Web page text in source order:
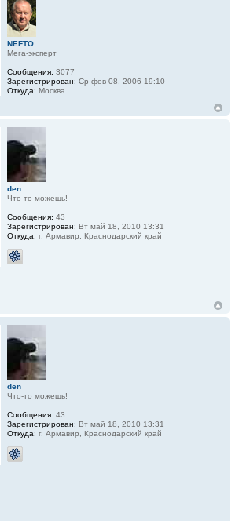
NEFTO
Мега-эксперт
Сообщения: 3077
Зарегистрирован: Ср фев 08, 2006 19:10
Откуда: Москва
den
Что-то можешь!
Сообщения: 43
Зарегистрирован: Вт май 18, 2010 13:31
Откуда: г. Армавир, Краснодарский край
den
Что-то можешь!
Сообщения: 43
Зарегистрирован: Вт май 18, 2010 13:31
Откуда: г. Армавир, Краснодарский край